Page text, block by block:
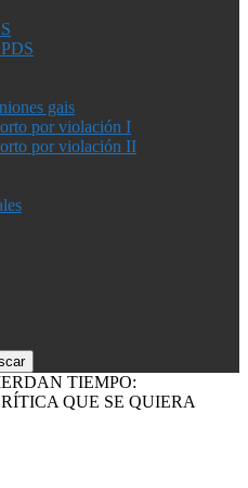
gais
por violación I
por violación II
TIEMPO:
QUE SE QUIERA